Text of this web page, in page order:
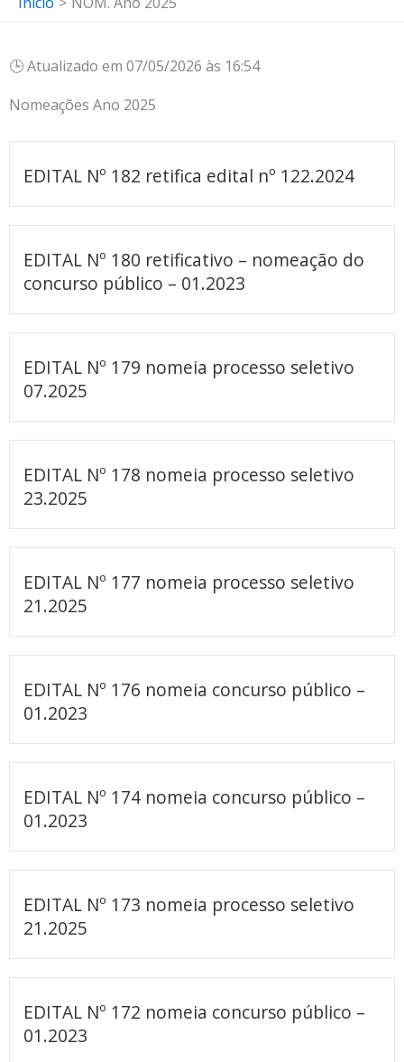
🕒 Atualizado em 07/05/2026 às 16:54
Nomeações Ano 2025
EDITAL Nº 182 retifica edital nº 122.2024
EDITAL Nº 180 retificativo – nomeação do
concurso público – 01.2023
EDITAL Nº 179 nomeia processo seletivo
07.2025
EDITAL Nº 178 nomeia processo seletivo
23.2025
EDITAL Nº 177 nomeia processo seletivo
21.2025
EDITAL Nº 176 nomeia concurso público –
01.2023
EDITAL Nº 174 nomeia concurso público –
01.2023
EDITAL Nº 173 nomeia processo seletivo
21.2025
EDITAL Nº 172 nomeia concurso público –
01.2023